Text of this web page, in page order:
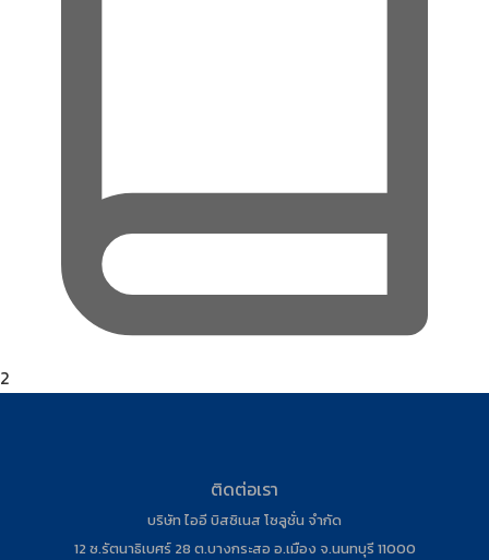
2
ติดต่อเรา
บริษัท ไออี บิสซิเนส โซลูชั่น จำกัด
12 ซ.รัตนาธิเบศร์ 28 ต.บางกระสอ อ.เมือง จ.นนทบุรี 11000